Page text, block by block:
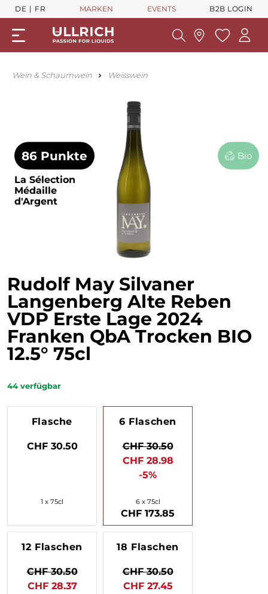
DE FR MARKEN EVENTS B2B LOGIN
Wein & Schaumwein Weisswein
86 Punkte
La Sélection
Médaille
d'Argent
Bio
Rudolf May Silvaner
Langenberg Alte Reben
VDP Erste Lage 2024
Franken QbA Trocken BIO
12.5° 75cl
44 verfügbar
Flasche
CHF 30.50
1 x 75cl
6 Flaschen
CHF 30.50
CHF 28.98
-5%
6 x 75cl
CHF 173.85
12 Flaschen
CHF 30.50
CHF 28.37
18 Flaschen
CHF 30.50
CHF 27.45